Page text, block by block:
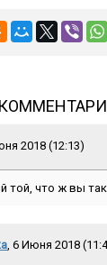
2018 (12:13)
той, что ж вы
, 6 Июня 2018